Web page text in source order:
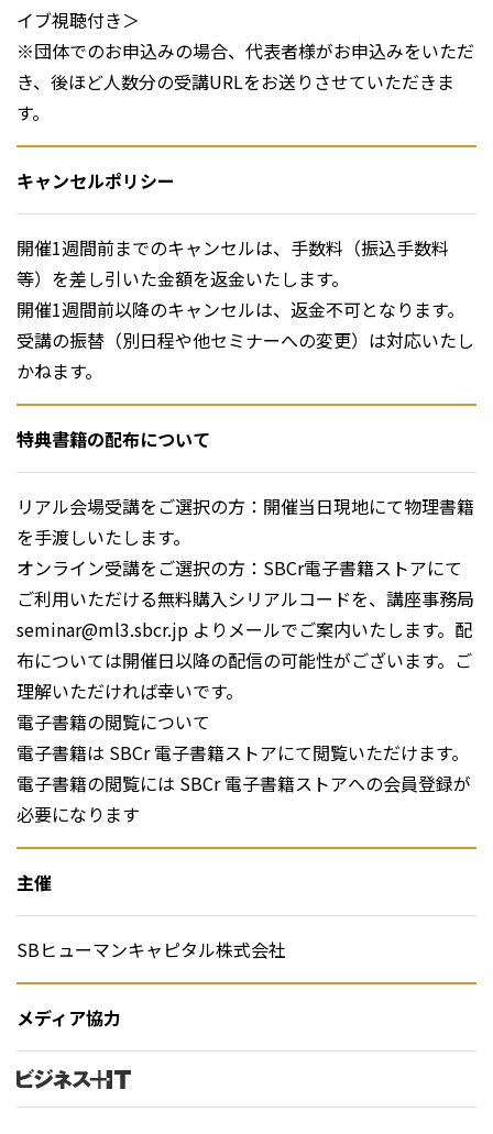
イブ視聴付き＞
※団体でのお申込みの場合、代表者様がお申込みをいただ
き、後ほど人数分の受講URLをお送りさせていただきま
す。
キャンセルポリシー
開催1週間前までのキャンセルは、手数料（振込手数料
等）を差し引いた金額を返金いたします。
開催1週間前以降のキャンセルは、返金不可となります。
受講の振替（別日程や他セミナーへの変更）は対応いたし
かねます。
特典書籍の配布について
リアル会場受講をご選択の方：開催当日現地にて物理書籍
を手渡しいたします。
オンライン受講をご選択の方：SBCr電子書籍ストアにて
ご利用いただける無料購入シリアルコードを、講座事務局
seminar@ml3.sbcr.jp よりメールでご案内いたします。配
布については開催日以降の配信の可能性がございます。ご
理解いただければ幸いです。
電子書籍の閲覧について
電子書籍は SBCr 電子書籍ストアにて閲覧いただけます。
電子書籍の閲覧には SBCr 電子書籍ストアへの会員登録が
必要になります
主催
SBヒューマンキャピタル株式会社
メディア協力